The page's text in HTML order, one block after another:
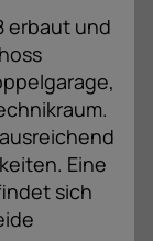
erbaut und
Eine
sich